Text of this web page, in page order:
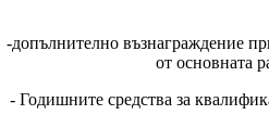
-допълнително възнаграждение
от основната
- Годишните средства за